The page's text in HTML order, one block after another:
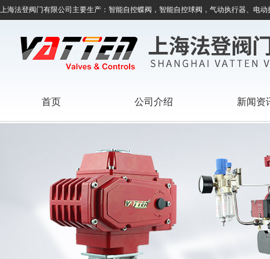
上海法登阀门有限公司主要生产：智能自控蝶阀，智能自控球阀，气动执行器、电
首页 公司介绍 新闻资